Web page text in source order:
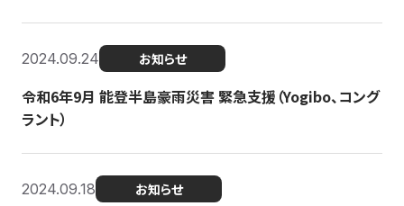
2024.09.24 お知らせ
令和6年9月 能登半島豪雨災害 緊急支援（Yogibo、コング
ラント）
2024.09.18 お知らせ